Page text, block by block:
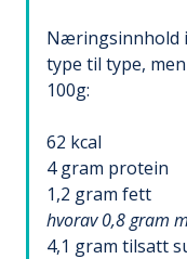
Næringsinnhold
type til type,
100g:
62 kcal
4 gram protein
1,2 gram fett
hvorav 0,8 gram
4,1 gram tilsatt